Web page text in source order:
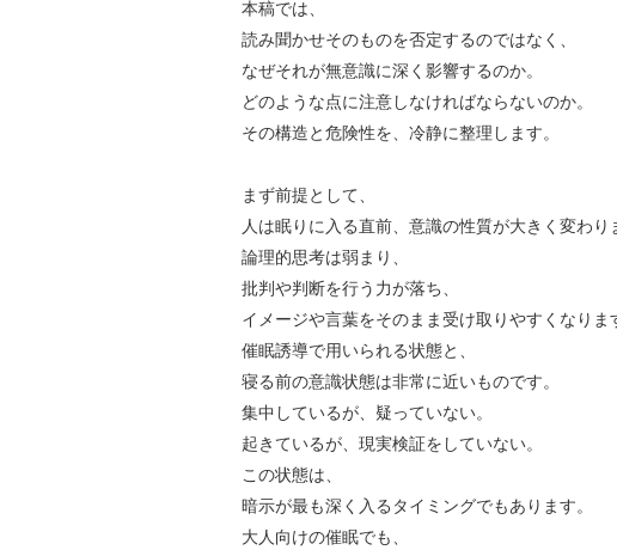
本稿では、
読み聞かせそのものを否定するのではなく、
なぜそれが無意識に深く影響するのか。
どのような点に注意しなければならないのか。
その構造と危険性を、冷静に整理します。
まず前提として、
人は眠りに入る直前、意識の性質が大きく変わり
論理的思考は弱まり、
批判や判断を行う力が落ち、
イメージや言葉をそのまま受け取りやすくなりま
催眠誘導で用いられる状態と、
寝る前の意識状態は非常に近いものです。
集中しているが、疑っていない。
起きているが、現実検証をしていない。
この状態は、
暗示が最も深く入るタイミングでもあります。
大人向けの催眠でも、